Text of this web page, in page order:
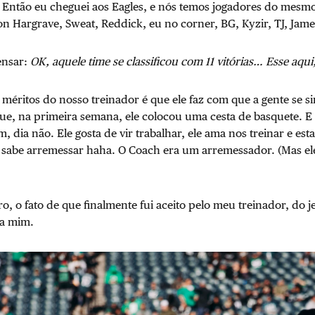
eu cheguei aos Eagles, e nós temos jogadores do
Hargrave, Sweat, Reddick, eu no corner, BG, Kyzir, TJ,
OK, aquele time se classificou com 11 vitórias… Esse
do nosso treinador é que ele faz com que a gente se
na primeira semana, ele colocou uma cesta de basquete.
dia não. Ele gosta de vir trabalhar, ele ama nos treinar e
arremessar haha. O Coach era um arremessador. (Mas
o fato de que finalmente fui aceito pelo meu treinador, do
mim.